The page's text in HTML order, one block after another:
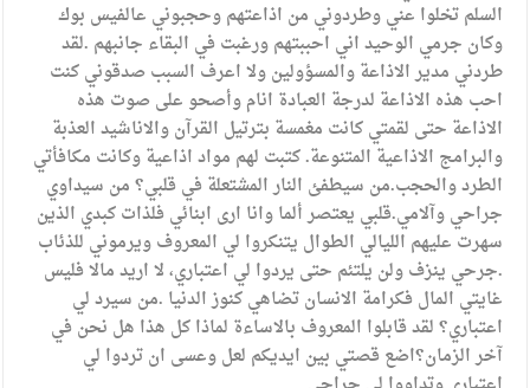
السلم تخلوا عني وطردوني من اذاعتهم وحجبوني عالفيس بوك
وكان جرمي الوحيد اني احببتهم ورغبت في البقاء جانبهم .لقد
طردني مدير الاذاعة والمسؤولين ولا اعرف السبب صدقوني كنت
احب هذه الاذاعة لدرجة العبادة انام وأصحو على صوت هذه
الاذاعة حتى لقمتي كانت مغمسة بترتيل القرآن والاناشيد العذبة
والبرامج الاذاعية المتنوعة. كتبت لهم مواد اذاعية وكانت مكافأتي
الطرد والحجب.من سيطفئ النار المشتعلة في قلبي؟ من سيداوي
جراحي وآلامي.قلبي يعتصر ألما وانا ارى ابنائي فلذات كبدي الذين
سهرت عليهم الليالي الطوال يتنكروا لي المعروف ويرموني للذئاب
.جرحي ينزف ولن يلتئم حتى يردوا لي اعتباري، لا اريد مالا فليس
غايتي المال فكرامة الانسان تضاهي كنوز الدنيا .من سيرد لي
اعتباري؟ لقد قابلوا المعروف بالاساءة لماذا كل هذا هل نحن في
آخر الزمان؟اضع قصتي بين ايديكم لعل وعسى ان تردوا لي